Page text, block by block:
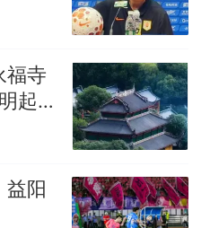
福寺
起
益阳